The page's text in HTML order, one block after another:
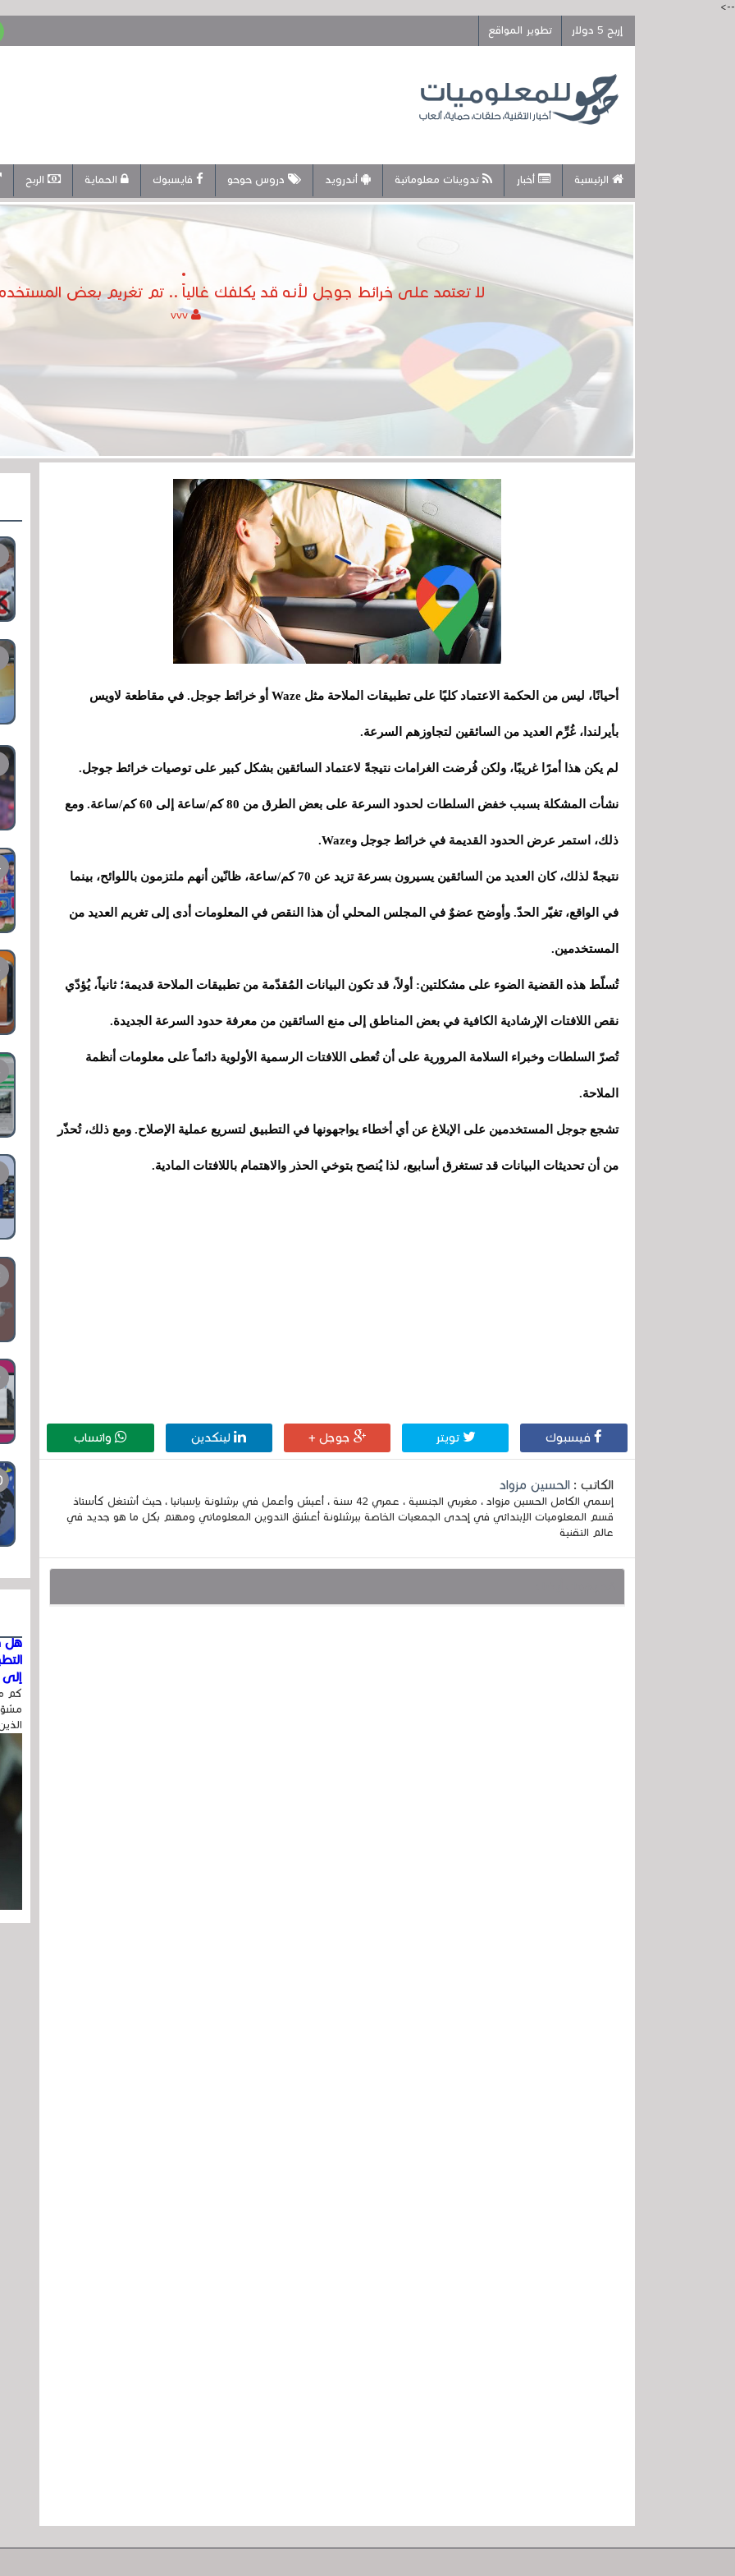
-->
إربح 5 دولار
تطوير المواقع
الرئيسية أخبار تدوينات معلوماتية أندرويد دروس حوحو فايسبوك الحماية الربح
لا تعتمد على خرائط جوجل لأنه قد يكلفك غالياً .. تم تغريم بعض
vvv
أحيانًا، ليس من الحكمة الاعتماد كليًا على تطبيقات الملاحة مثل Waze أو خرائط جوجل. في مقاطعة لاويس
بأيرلندا، غُرِّم العديد من السائقين لتجاوزهم السرعة.
لم يكن هذا أمرًا غريبًا، ولكن فُرضت الغرامات نتيجةً لاعتماد السائقين بشكل كبير على توصيات خرائط جوجل.
نشأت المشكلة بسبب خفض السلطات لحدود السرعة على بعض الطرق من 80 كم/ساعة إلى 60 كم/ساعة. ومع
ذلك، استمر عرض الحدود القديمة في خرائط جوجل وWaze.
نتيجةً لذلك، كان العديد من السائقين يسيرون بسرعة تزيد عن 70 كم/ساعة، ظانّين أنهم ملتزمون باللوائح، بينما
في الواقع، تغيّر الحدّ. وأوضح عضوٌ في المجلس المحلي أن هذا النقص في المعلومات أدى إلى تغريم العديد من
المستخدمين.
تُسلّط هذه القضية الضوء على مشكلتين: أولاً، قد تكون البيانات المُقدّمة من تطبيقات الملاحة قديمة؛ ثانياً، يُؤدّي
نقص اللافتات الإرشادية الكافية في بعض المناطق إلى منع السائقين من معرفة حدود السرعة الجديدة.
تُصرّ السلطات وخبراء السلامة المرورية على أن تُعطى اللافتات الرسمية الأولوية دائماً على معلومات أنظمة
الملاحة.
تشجع جوجل المستخدمين على الإبلاغ عن أي أخطاء يواجهونها في التطبيق لتسريع عملية الإصلاح. ومع ذلك، تُحذّر
من أن تحديثات البيانات قد تستغرق أسابيع، لذا يُنصح بتوخي الحذر والاهتمام باللافتات المادية.
فيسبوك تويتر جوجل + لينكدين واتساب
الكاتب : الحسين مزواد
إسمي الكامل الحسين مزواد ، مغربي الجنسية ، عمري 42 سنة ، أعيش وأعمل في برشلونة بإسبانيا ، حيث أشتغل كأستاذ
قسم المعلوميات الإبتدائي في إحدى الجمعيات الخاصة ببرشلونة أعشق التدوين المعلوماتي ومهتم بكل ما هو جديد في
عالم التقنية
هل
إلى
كم